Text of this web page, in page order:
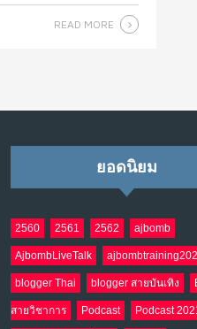
READ MORE
ยอดนิยม
2560 2561 2562 ajbomb
AjbombLiveTalk
blogger Thai blogger สายบันเทิง
สายวิชาการ Podcast Podcast